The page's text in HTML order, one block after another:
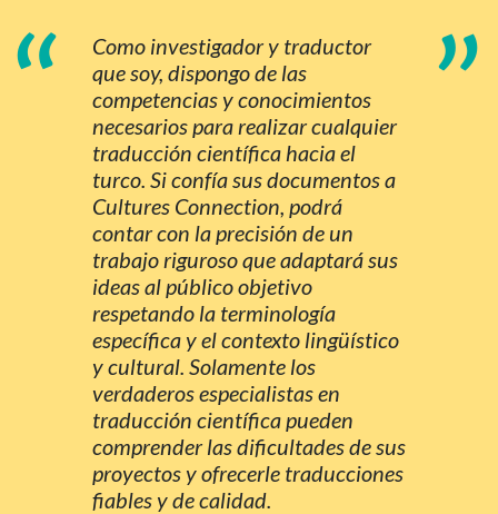
“
Como investigador y traductor
que soy, dispongo de las
competencias y conocimientos
necesarios para realizar cualquier
traducción científica hacia el
turco. Si confía sus documentos a
Cultures Connection, podrá
contar con la precisión de un
trabajo riguroso que adaptará sus
ideas al público objetivo
respetando la terminología
específica y el contexto lingüístico
y cultural. Solamente los
verdaderos especialistas en
traducción científica pueden
comprender las dificultades de sus
proyectos y ofrecerle traducciones
fiables y de calidad.
”